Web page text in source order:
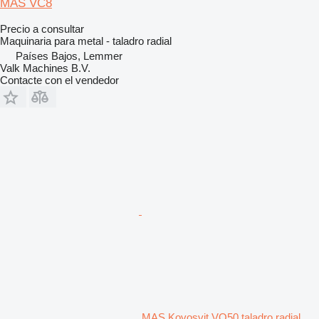
MAS VC8
Precio a consultar
Maquinaria para metal - taladro radial
Países Bajos, Lemmer
Valk Machines B.V.
Contacte con el vendedor